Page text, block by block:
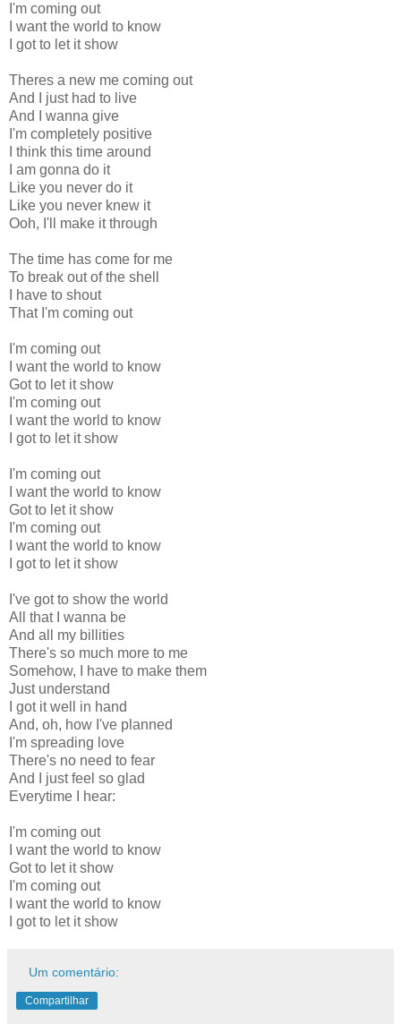
I'm coming out
I want the world to know
I got to let it show
Theres a new me coming out
And I just had to live
And I wanna give
I'm completely positive
I think this time around
I am gonna do it
Like you never do it
Like you never knew it
Ooh, I'll make it through
The time has come for me
To break out of the shell
I have to shout
That I'm coming out
I'm coming out
I want the world to know
Got to let it show
I'm coming out
I want the world to know
I got to let it show
I'm coming out
I want the world to know
Got to let it show
I'm coming out
I want the world to know
I got to let it show
I've got to show the world
All that I wanna be
And all my billities
There's so much more to me
Somehow, I have to make them
Just understand
I got it well in hand
And, oh, how I've planned
I'm spreading love
There's no need to fear
And I just feel so glad
Everytime I hear:
I'm coming out
I want the world to know
Got to let it show
I'm coming out
I want the world to know
I got to let it show
Um comentário:
Compartilhar